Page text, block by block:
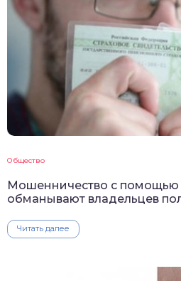
Общество
Мошенничество с
обманывают владельцев
Читать далее